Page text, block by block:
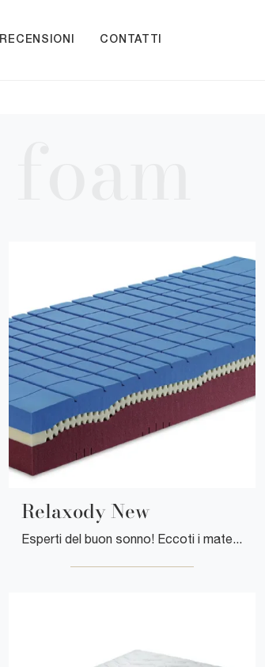
RECENSIONI CONTATTI
Relaxody New
Esperti del buon sonno! Eccoti i materassi singoli in memory foam di Manifattura Falomo: clicca e scopri di più sul modello Relaxody New.